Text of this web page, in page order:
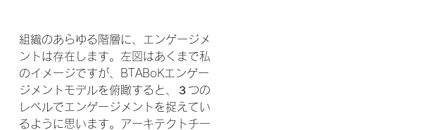
組織のあらゆる階層に、エンゲージメ
ントは存在します。左図はあくまで私
のイメージですが、BTABoKエンゲー
ジメントモデルを俯瞰すると、３つの
レベルでエンゲージメントを捉えてい
るように思います。アーキテクトチー